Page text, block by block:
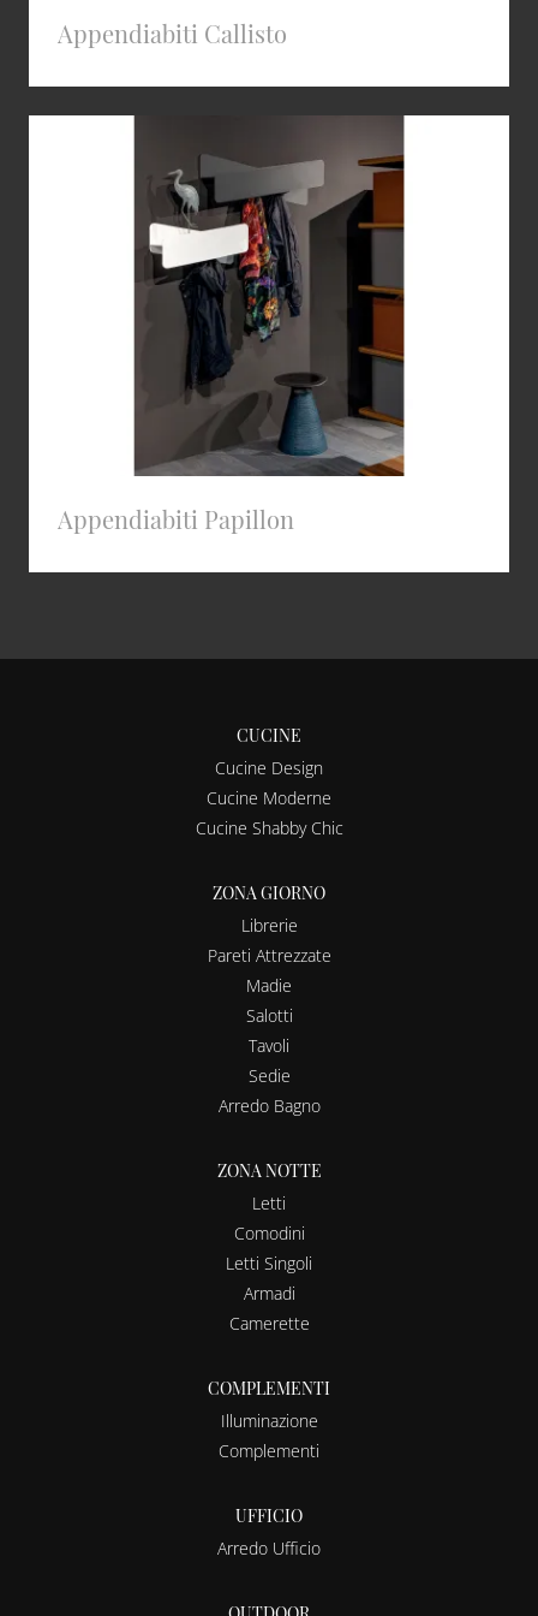
Appendiabiti Callisto
Appendiabiti Papillon
CUCINE
Cucine Design
Cucine Moderne
Cucine Shabby Chic
ZONA GIORNO
Librerie
Pareti Attrezzate
Madie
Salotti
Tavoli
Sedie
Arredo Bagno
ZONA NOTTE
Letti
Comodini
Letti Singoli
Armadi
Camerette
COMPLEMENTI
Illuminazione
Complementi
UFFICIO
Arredo Ufficio